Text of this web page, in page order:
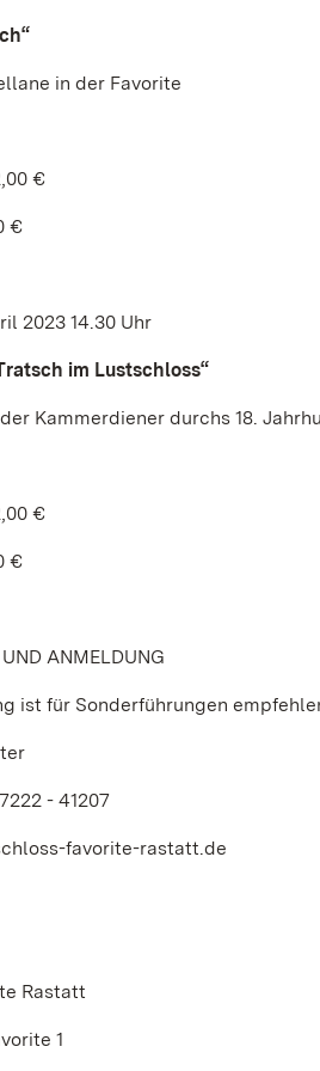
in der Favorite
€
€
2023 14.30 Uhr
im Lustschloss“
Kammerdiener durchs 18.
€
€
ANMELDUNG
ist für Sonderführungen
- 41207
favorite-rastatt.de
Rastatt
1